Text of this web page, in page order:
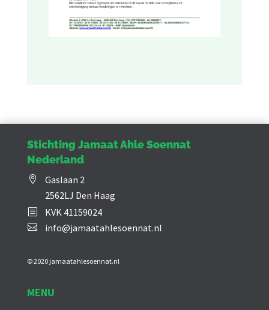
Stichting Jamaat Ahle Soennat
Nederland

Gaslaan 2
2562LJ Den Haag
b KVK 41159024
 info@jamaatahlesoennat.nl
© 2020 jamaatahlesoennat.nl
MENU